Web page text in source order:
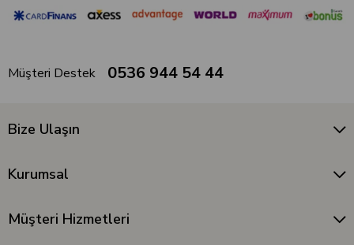
Müşteri Destek 0536 944 54 44
Bize Ulaşın
Kurumsal
Müşteri Hizmetleri